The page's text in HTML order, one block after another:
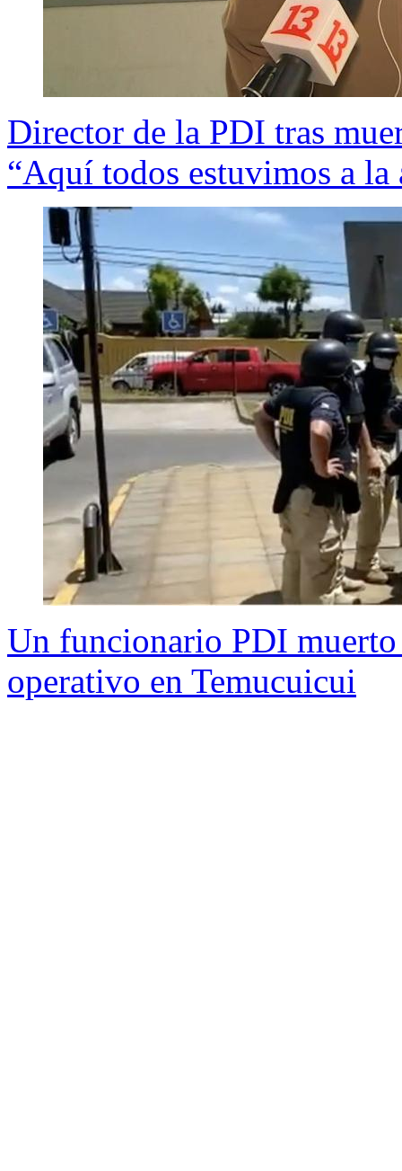
Director de la PDI tras
“Aquí todos estuvimos a la
Un funcionario PDI
operativo en Temucuicui